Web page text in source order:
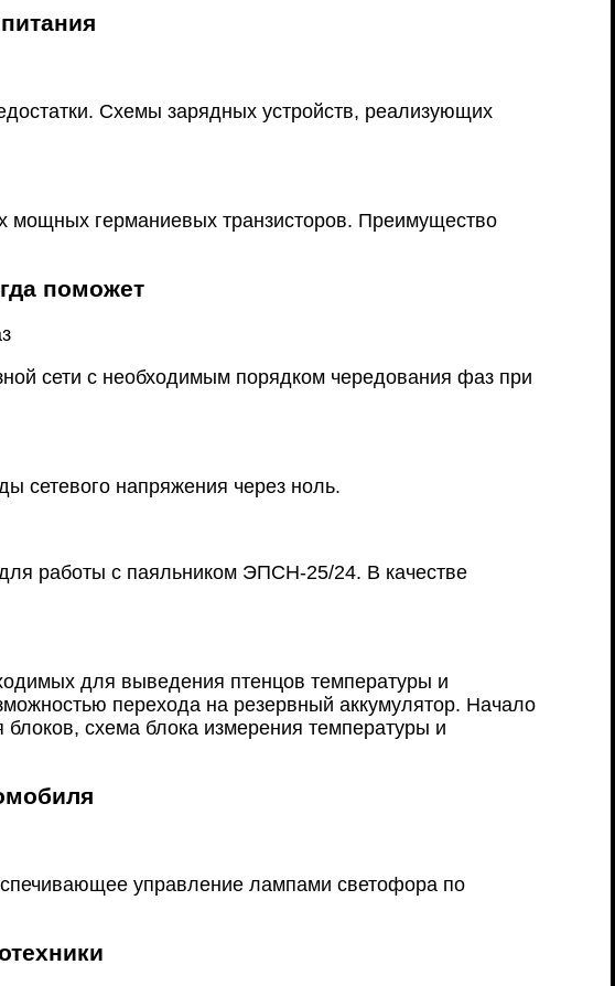
Схемы зарядных устройств, реализующих
мощных германиевых транзисторов. Преимущество
поможет
сети с необходимым порядком чередования фаз при
сетевого напряжения через ноль.
работы с паяльником ЭПСН-25/24. В качестве
для выведения птенцов температуры и
перехода на резервный аккумулятор. Начало
схема блока измерения температуры и
управление лампами светофора по